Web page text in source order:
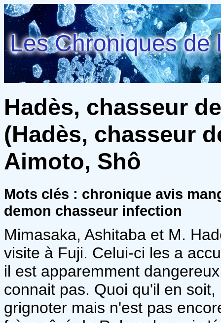
Les Chroniques de
Hadès, chasseur
(Hadès, chasseur
Aimoto, Shô
Mots clés : chronique avis
demon chasseur infection
Mimasaka, Ashitaba et M.
visite à Fuji. Celui-ci les a
il est apparemment
connait pas. Quoi qu'il en
grignoter mais n'est pas